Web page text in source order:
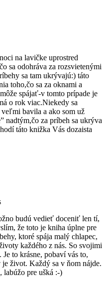
na lavičke uprostred
sa odohráva za rozsvietenými
sa tam ukrývajú:) táto
toho,čo sa za oknami a
spájať-v tomto prípade je
o rok viac.Niekedy sa
bavila a ako som už
nadtým,čo za príbeh sa ukrýva
táto knižka Vás dozaista
budú vedieť doceniť len tí,
že toto je kniha úplne pre
ktoré spája malý chlapec,
každého z nás. So svojimi
to krásne, pobaví vás to,
život. Každý sa v ňom nájde.
labúžo pre ušká :-)